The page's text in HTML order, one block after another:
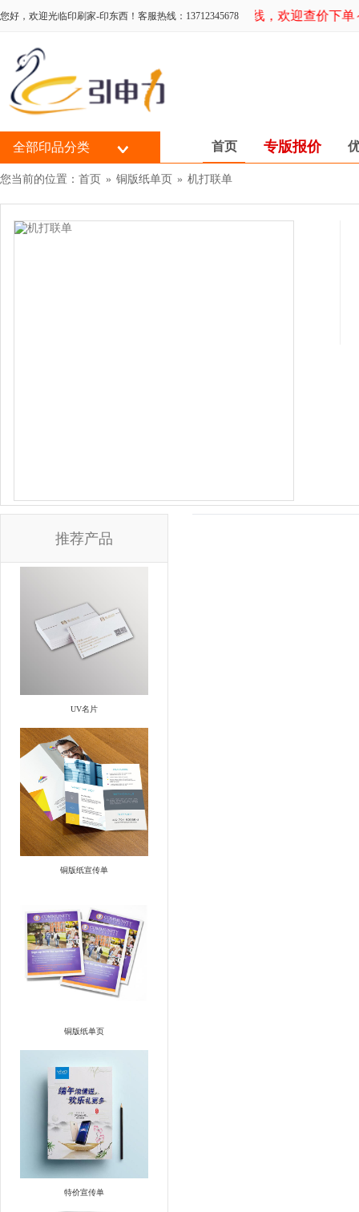
您好，欢迎光临印刷家-印东西！客服热线：13712345678新系统上线，欢迎查价下单～
全部印品分类 首页 专版报价
您当前的位置： 首页 » 铜版纸单页 » 机打联单
推荐产品
UV名片
铜版纸宣传单
铜版纸单页
特价宣传单